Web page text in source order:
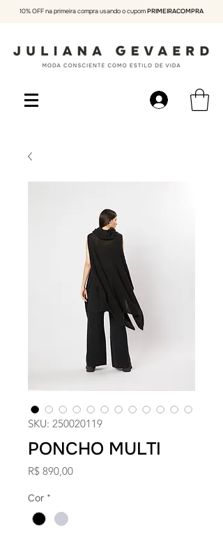
10% OFF na primeira compra usando o cupomPRIMEIRACOMPRA
SKU: 250020119
PONCHO MULTI
R$ 890,00Preço
Cor *